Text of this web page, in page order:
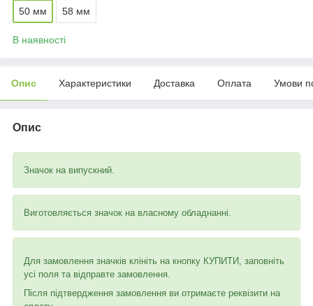
50 мм 58 мм
В наявності
Опис Характеристики Доставка Оплата Умови
Опис
Значок на випускний.
Виготовляється значок на власному обладнанні.
Для замовлення значків клініть на кнопку КУПИТИ, заповніть
усі поля та відправте замовлення.
Після підтвердження замовлення ви отримаєте реквізити на